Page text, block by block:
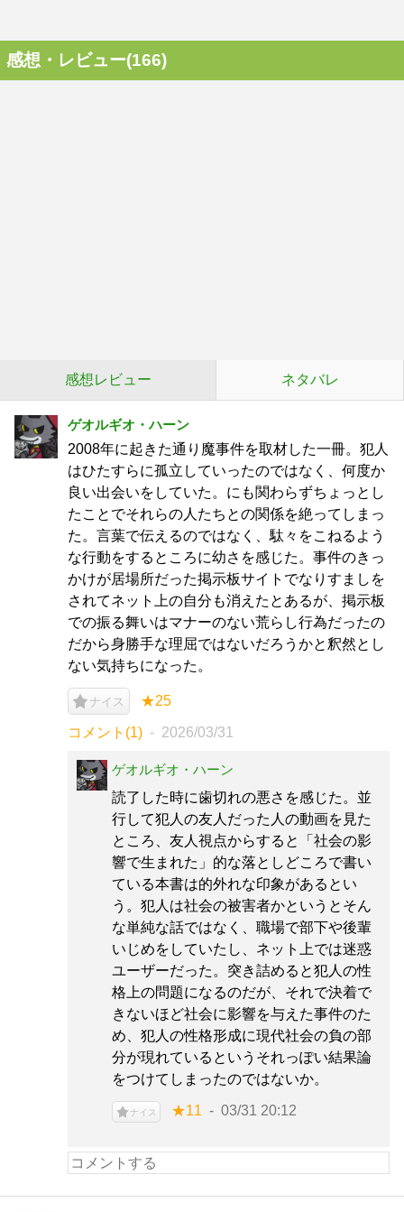
感想・レビュー(166)
感想レビュー ネタバレ
ゲオルギオ・ハーン
2008年に起きた通り魔事件を取材した一冊。犯人
はひたすらに孤立していったのではなく、何度か
良い出会いをしていた。にも関わらずちょっとし
たことでそれらの人たちとの関係を絶ってしまっ
た。言葉で伝えるのではなく、駄々をこねるよう
な行動をするところに幼さを感じた。事件のきっ
かけが居場所だった掲示板サイトでなりすましを
されてネット上の自分も消えたとあるが、掲示板
での振る舞いはマナーのない荒らし行為だったの
だから身勝手な理屈ではないだろうかと釈然とし
ない気持ちになった。
ナイス ★25
コメント(1) 2026/03/31
ゲオルギオ・ハーン
読了した時に歯切れの悪さを感じた。並
行して犯人の友人だった人の動画を見た
ところ、友人視点からすると「社会の影
響で生まれた」的な落としどころで書い
ている本書は的外れな印象があるとい
う。犯人は社会の被害者かというとそん
な単純な話ではなく、職場で部下や後輩
いじめをしていたし、ネット上では迷惑
ユーザーだった。突き詰めると犯人の性
格上の問題になるのだが、それで決着で
きないほど社会に影響を与えた事件のた
め、犯人の性格形成に現代社会の負の部
分が現れているというそれっぽい結果論
をつけてしまったのではないか。
ナイス ★11 03/31 20:12